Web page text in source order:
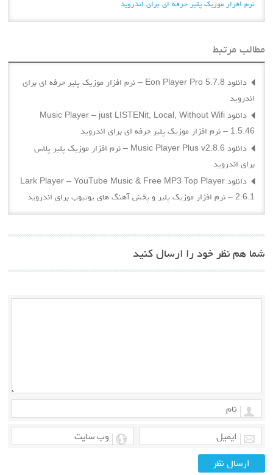
نرم افزار موزیک پلیر حرفه ای برای اندروید
مطالب مرتبط
دانلود Eon Player Pro 5.7.8 – نرم افزار موزیک پلیر حرفه ای برای
اندروید
دانلود Music Player – just LISTENit, Local, Without Wifi
1.5.46 – نرم افزار موزیک پلیر حرفه ای برای اندروید
دانلود Music Player Plus v2.8.6 – نرم افزار موزیک پلیر پلاس
برای اندروید
دانلود Lark Player – YouTube Music & Free MP3 Top Player
2.6.1 – نرم افزار موزیک پلیر و پخش آهنگ های یوتیوب برای اندروید
شما هم نظر خود را ارسال کنید